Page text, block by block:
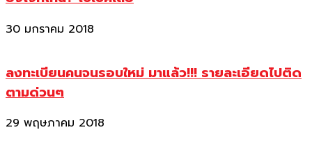
30 มกราคม 2018
ลงทะเบียนคนจนรอบใหม่ มาแล้ว!!! รายละเอียดไปติด
ตามด่วนๆ
29 พฤษภาคม 2018